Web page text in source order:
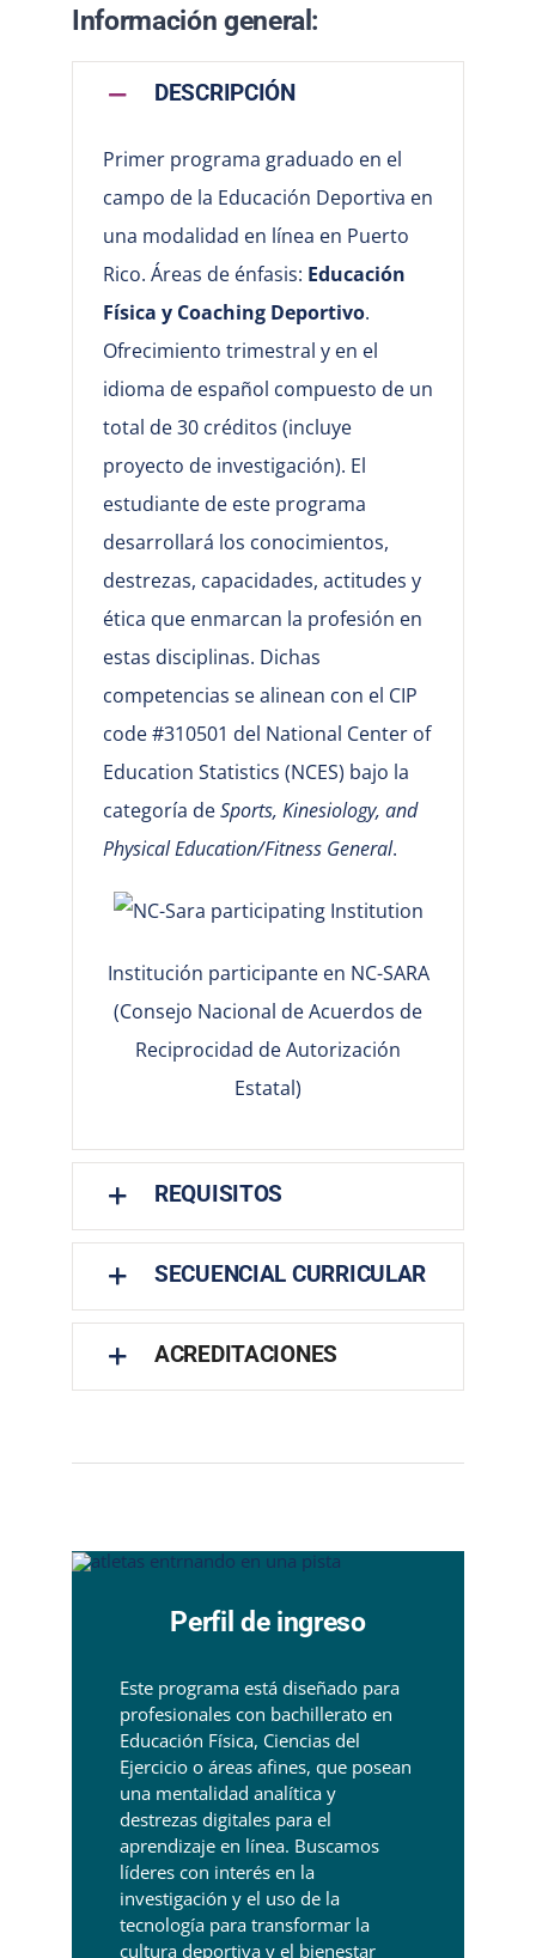
Información general:
DESCRIPCIÓN
Primer programa graduado en el
campo de la Educación Deportiva en
una modalidad en línea en Puerto
Rico. Áreas de énfasis: Educación
Física y Coaching Deportivo.
Ofrecimiento trimestral y en el
idioma de español compuesto de un
total de 30 créditos (incluye
proyecto de investigación). El
estudiante de este programa
desarrollará los conocimientos,
destrezas, capacidades, actitudes y
ética que enmarcan la profesión en
estas disciplinas. Dichas
competencias se alinean con el CIP
code #310501 del National Center of
Education Statistics (NCES) bajo la
categoría deSports, Kinesiology, and
Physical Education/Fitness General.
Institución participante en NC-SARA
(Consejo Nacional de Acuerdos de
Reciprocidad de Autorización
Estatal)
REQUISITOS
SECUENCIAL CURRICULAR
ACREDITACIONES
Perfil de ingreso
Este programa está diseñado para
profesionales con bachillerato en
Educación Física, Ciencias del
Ejercicio o áreas afines, que posean
una mentalidad analítica y
destrezas digitales para el
aprendizaje en línea. Buscamos
líderes con interés en la
investigación y el uso de la
tecnología para transformar la
cultura deportiva y el bienestar